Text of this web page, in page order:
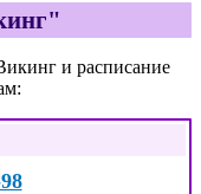
и расписание